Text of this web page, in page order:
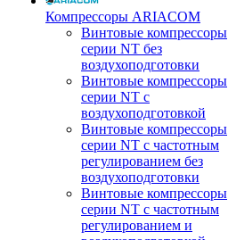
Компрессоры ARIACOM
Винтовые компрессоры
серии NT без
воздухоподготовки
Винтовые компрессоры
серии NT c
воздухоподготовкой
Винтовые компрессоры
серии NT с частотным
регулированием без
воздухоподготовки
Винтовые компрессоры
серии NT с частотным
регулированием и